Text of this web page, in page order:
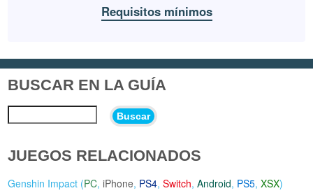
Requisitos mínimos
BUSCAR EN LA GUÍA
Buscar
JUEGOS RELACIONADOS
Genshin Impact (PC,iPhone, PS4,Switch,Android, PS5,XSX)